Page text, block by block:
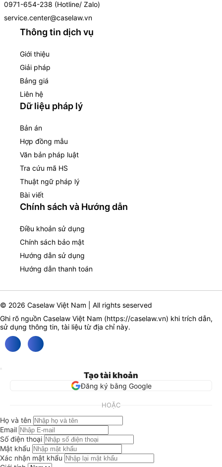
0971-654-238 (Hotline/ Zalo)
service.center@caselaw.vn
Thông tin dịch vụ
Giới thiệu
Giải pháp
Bảng giá
Liên hệ
Dữ liệu pháp lý
Bản án
Hợp đồng mẫu
Văn bản pháp luật
Tra cứu mã HS
Thuật ngữ pháp lý
Bài viết
Chính sách và Hướng dẫn
Điều khoản sử dụng
Chính sách bảo mật
Hướng dẫn sử dụng
Hướng dẫn thanh toán
© 2026 Caselaw Việt Nam | All rights seserved
Ghi rõ nguồn Caselaw Việt Nam (https://caselaw.vn) khi trích dẫn,
sử dụng thông tin, tài liệu từ địa chỉ này.
Tạo tài khoản
Đăng ký bằng Google
HOẶC
Họ và tên
Email
Số điện thoại
Mật khẩu
Xác nhận mật khẩu